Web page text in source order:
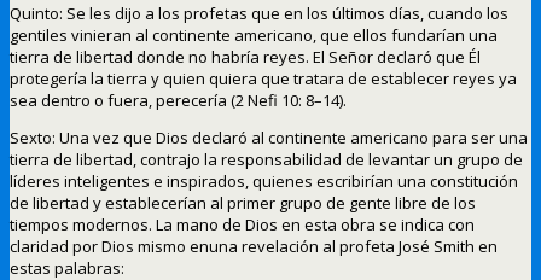
Quinto: Se les dijo a los profetas que en los últimos días, cuando los
gentiles vinieran al continente americano, que ellos fundarían una
tierra de libertad donde no habría reyes. El Señor declaró que Él
protegería la tierra y quien quiera que tratara de establecer reyes ya
sea dentro o fuera, perecería (2 Nefi 10: 8–14).
Sexto: Una vez que Dios declaró al continente americano para ser una
tierra de libertad, contrajo la responsabilidad de levantar un grupo de
líderes inteligentes e inspirados, quienes escribirían una constitución
de libertad y establecerían al primer grupo de gente libre de los
tiempos modernos. La mano de Dios en esta obra se indica con
claridad por Dios mismo enuna revelación al profeta José Smith en
estas palabras: